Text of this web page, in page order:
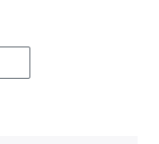
られたコバ面も美し
人技の融合が光りま